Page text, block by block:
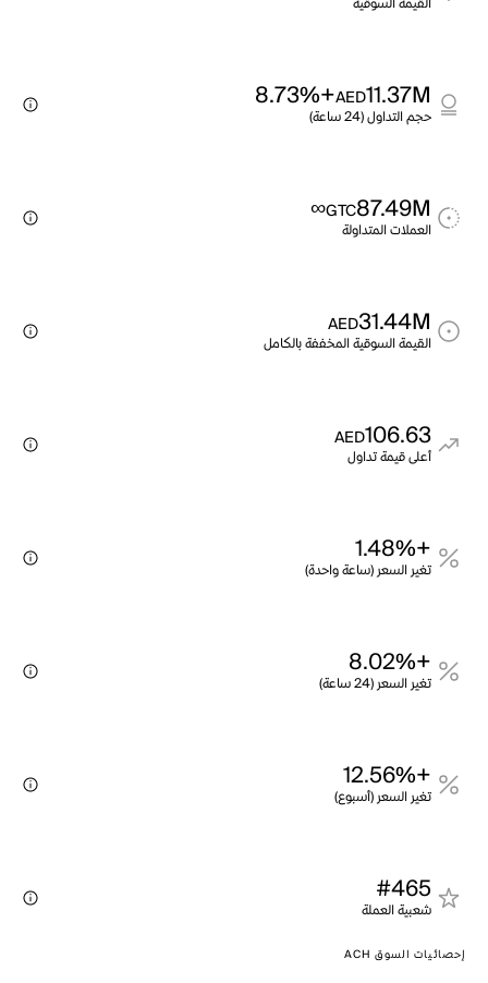
11.37M
AED
+8.73%
حجم التداول (24 ساعة)
87.49M
GTC
∞
العملات المتداولة
31.44M
AED
القيمة السوقية المخففة بالكامل
106.63
AED
أعلى قيمة تداول
+1.48%
تغير السعر (ساعة واحدة)
+8.02%
تغير السعر (24 ساعة)
+12.56%
تغير السعر (أسبوع)
#465
شعبية العملة
إحصائيات السوق ACH